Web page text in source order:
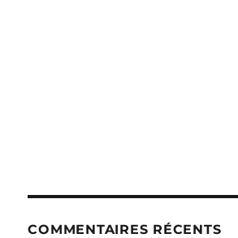
COMMENTAIRES RÉCENTS